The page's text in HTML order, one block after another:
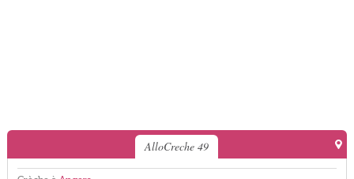
AlloCreche 49